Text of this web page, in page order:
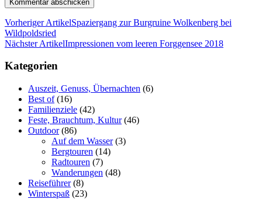
Vorheriger ArtikelSpaziergang zur Burgruine Wolkenberg bei
Wildpoldsried
Nächster ArtikelImpressionen vom leeren Forggensee 2018
Kategorien
Auszeit, Genuss, Übernachten (6)
Best of(16)
Familienziele (42)
Feste, Brauchtum, Kultur(46)
Outdoor(86)
Auf dem Wasser(3)
Bergtouren (14)
Radtouren (7)
Wanderungen (48)
Reiseführer(8)
Winterspaß (23)